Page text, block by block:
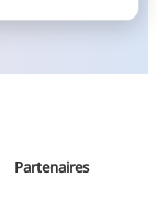
Partenaires